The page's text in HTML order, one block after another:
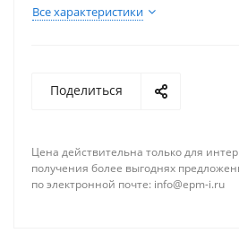
Все характеристики
Поделиться
Цена действительна только для
получения более выгоднях
по электронной почте: info@epm-i.ru